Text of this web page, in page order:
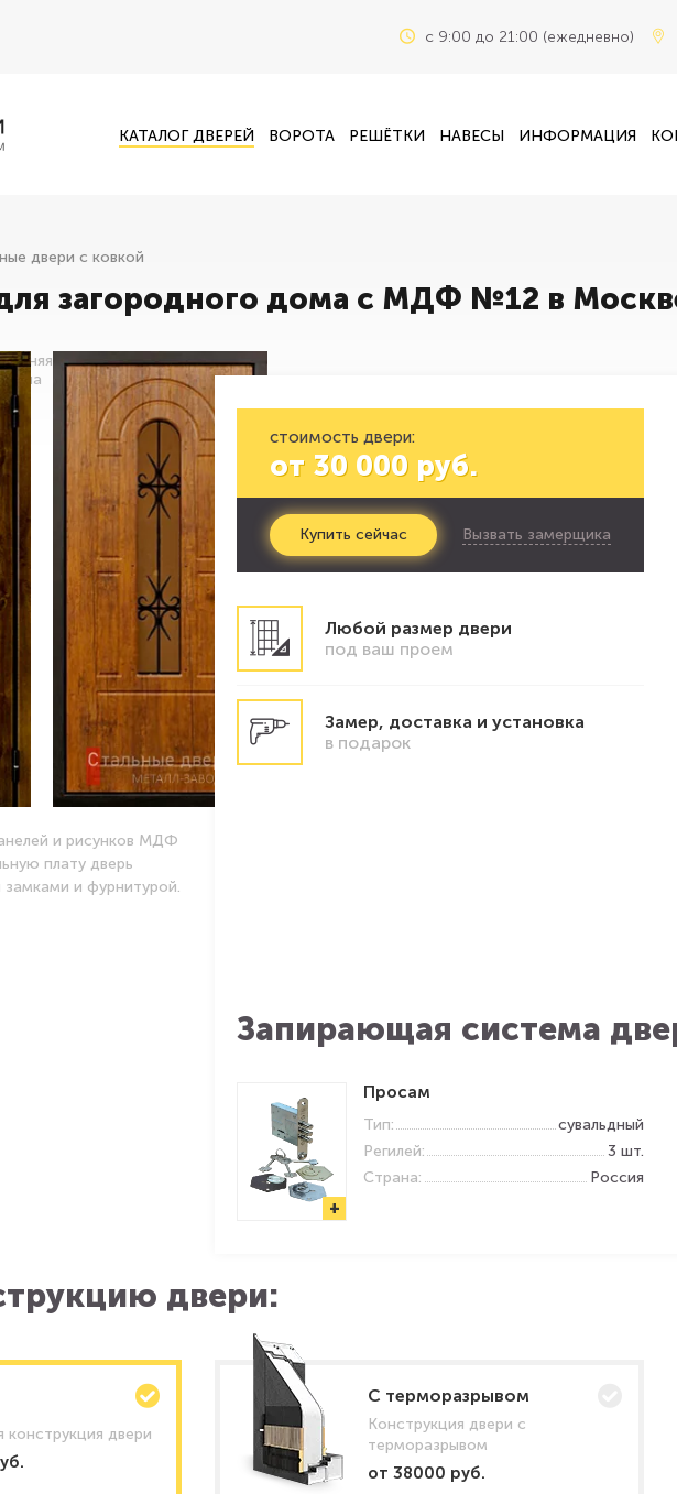
c 9:00 до 21:00 (ежедневно)
КАТАЛОГ ДВЕРЕЙ ВОРОТА РЕШЁТКИ НАВЕСЫ ИНФОРМАЦИЯ
загородного дома с МДФ №12 в
двери с ковкой
и рисунков МДФ
плату дверь
и фурнитурой.
стоимость двери:
от 30 000 руб.
Купить сейчас Вызвать замерщика
Любой размер двери
под ваш проем
Замер, доставка и установка
в подарок
Запирающая система
+
Просам
Тип:
сувальдный
Регилей:
3 шт.
Страна:
Россия
двери:
конструкция двери
C терморазрывом
Конструкция двери с
терморазрывом
от 38000 руб.